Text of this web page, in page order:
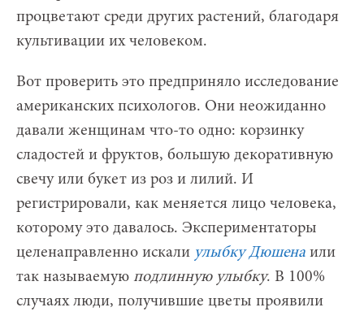
процветают среди других растений, благодаря
культивации их человеком.
Вот проверить это предприняло исследование
американских психологов. Они неожиданно
давали женщинам что-то одно: корзинку
сладостей и фруктов, большую декоративную
свечу или букет из роз и лилий. И
регистрировали, как меняется лицо человека,
которому это давалось. Экспериментаторы
целенаправленно искали улыбку Дюшена или
так называемую подлинную улыбку. В 100%
случаях люди, получившие цветы проявили